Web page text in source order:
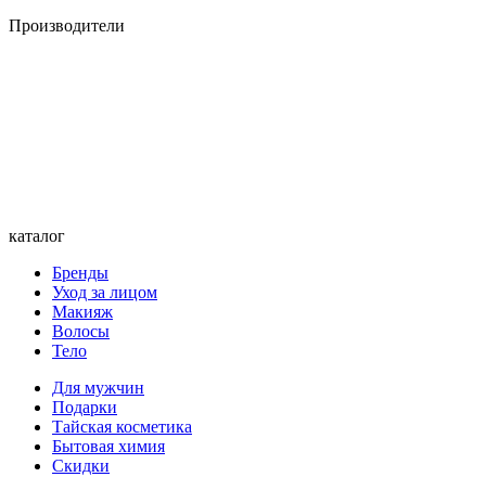
Производители
каталог
Бренды
Уход за лицом
Макияж
Волосы
Тело
Для мужчин
Подарки
Тайская косметика
Бытовая химия
Скидки